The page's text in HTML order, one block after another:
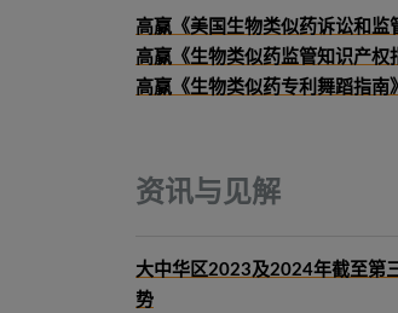
高赢《美国生物类似药诉讼和监
高赢《生物类似药监管知识产权
高赢《生物类似药专利舞蹈指南》
资讯与见解
大中华区2023及2024年截至第
势